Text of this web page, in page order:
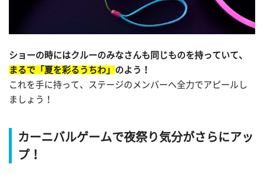
ショーの時にはクルーのみなさんも同じものを持っていて、
まるで「夏を彩るうちわ」 のよう！
これを手に持って、ステージのメンバーへ全力でアピールし
ましょう！
カーニバルゲームで夜祭り気分がさらにアッ
プ！